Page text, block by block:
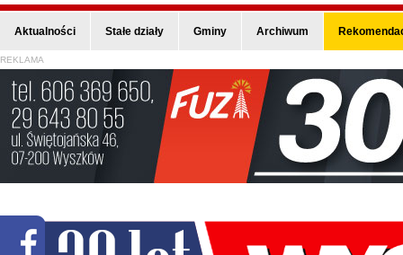
Aktualności Stałe działy Gminy Archiwum
REKLAMA